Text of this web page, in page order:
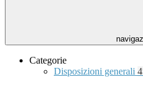
Categorie
Disposizioni generali